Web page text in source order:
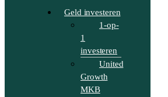
Geld investeren
1-op-
1
investeren
United
Growth
MKB